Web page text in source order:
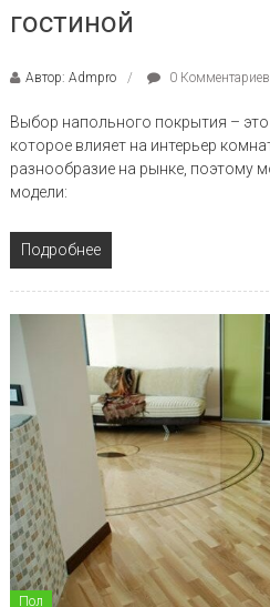
гостиной
Автор: Admpro 0 Комментариев
Выбор напольного покрытия –
которое влияет на интерьер
разнообразие на рынке, поэтому
модели:
Подробнее
Пол